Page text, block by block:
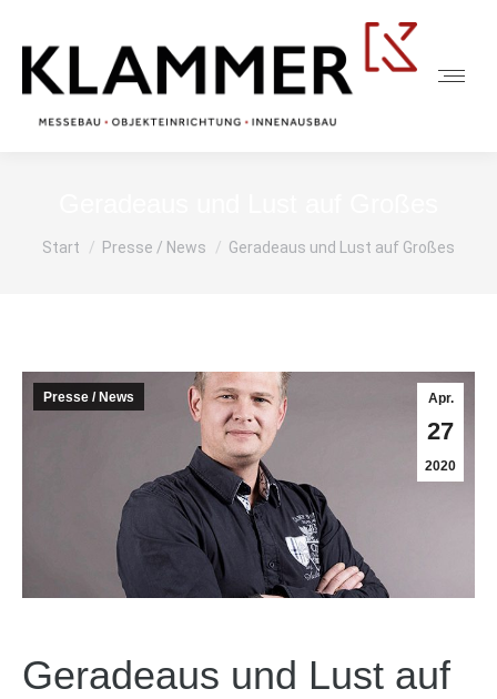
Sie befinden sich hier:
Start Presse / News Geradeaus und Lust auf Großes
Apr.
27
2020
Presse / News
Geradeaus und Lust auf